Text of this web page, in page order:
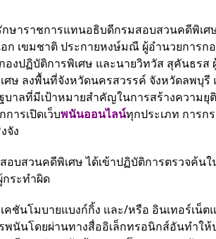
ษาราชการแทนอธิบดีกรมสอบสวนคดีพิเศ
เขมชาติ ประกายหงษ์มณี ผู้อำนวยการก
งปฏิบัติการพิเศษ และนายวิทวัส สุคันธรส
ษ ลงพื้นที่จังหวัดนครสวรรค์ จังหวัดลพบุรี
ลที่มีเป้าหมายสำคัญในการสร้างความยุ
ารเปิดเว็บพนันออนไลน์ทุกประเภท การก
จัง
อบสวนคดีพิเศษ ได้เข้าปฏิบัติการตรวจค้น
ระทำผิด
นโมบายแบงก์กิ้ง และ/หรือ อินเทอร์เน็ต
นันโดยผ่านทางสื่ออิเล็กทรอนิกส์อันทำใ